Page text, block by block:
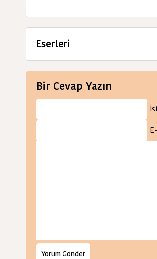
Eserleri
Bir Cevap Yazın